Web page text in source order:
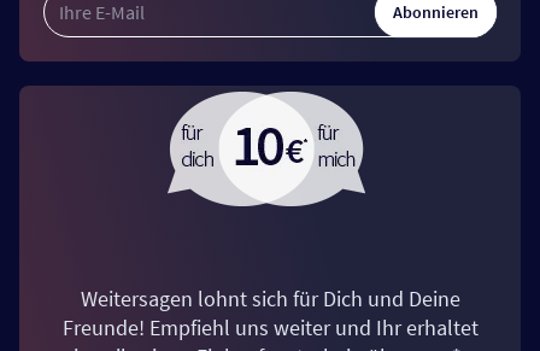
Abonnieren
Weitersagen lohnt sich für Dich und Deine
Freunde! Empfiehl uns weiter und Ihr erhaltet